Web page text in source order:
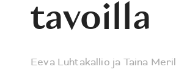
tavoilla
Eeva Luhtakallio ja Taina